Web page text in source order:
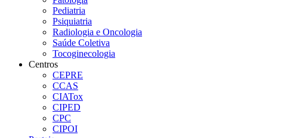
Pediatria
Psiquiatria
Radiologia e Oncologia
Saúde Coletiva
Tocoginecologia
Centros
CEPRE
CCAS
CIATox
CIPED
CPC
CIPOI